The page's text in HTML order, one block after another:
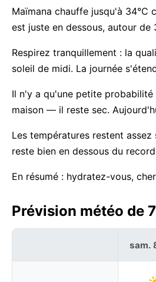
Maïmana chauffe jusqu'à 34°C
est juste en dessous, autour de
Respirez tranquillement : la
soleil de midi. La journée
Il n'y a qu'une petite probabilité
maison — il reste sec.
Les températures restent
reste bien en dessous du
En résumé : hydratez-vous,
Prévision météo de
sam.